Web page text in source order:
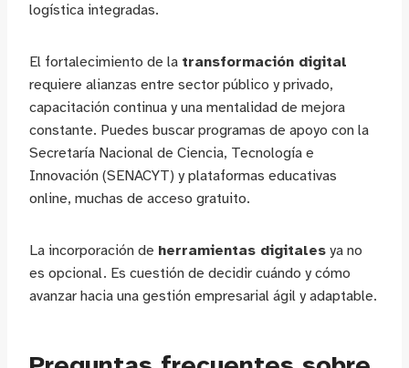
logística integradas.
El fortalecimiento de la transformación digital
requiere alianzas entre sector público y privado,
capacitación continua y una mentalidad de mejora
constante. Puedes buscar programas de apoyo con la
Secretaría Nacional de Ciencia, Tecnología e
Innovación (SENACYT) y plataformas educativas
online, muchas de acceso gratuito.
La incorporación de herramientas digitales ya no
es opcional. Es cuestión de decidir cuándo y cómo
avanzar hacia una gestión empresarial ágil y adaptable.